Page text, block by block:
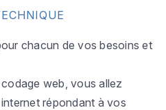
chacun de vos besoins et
web, vous allez
répondant à vos